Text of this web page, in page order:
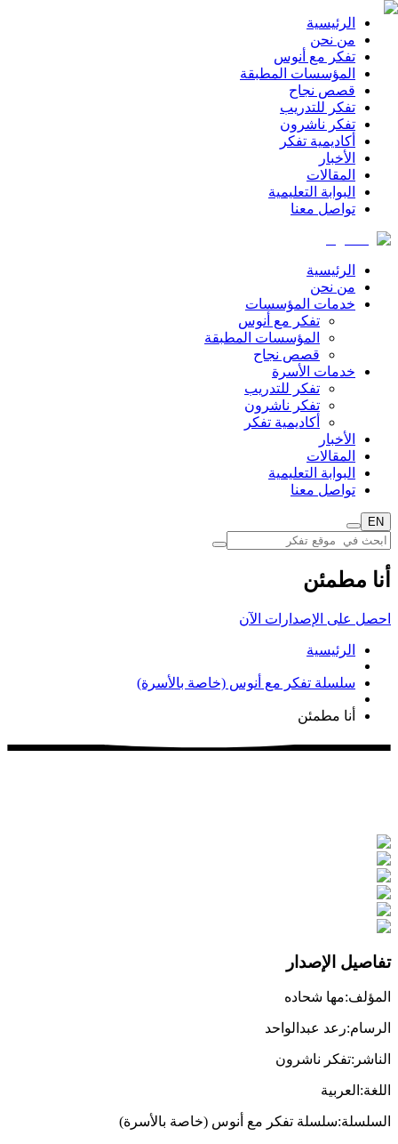
الرئيسية
من نحن
تفكر مع أنوس
المؤسسات المطبقة
قصص نجاح
تفكر للتدريب
تفكر ناشرون
أكاديمية تفكر
الأخبار
المقالات
البوابة التعليمية
تواصل معنا
الرئيسية
من نحن
خدمات المؤسسات
تفكر مع أنوس
المؤسسات المطبقة
قصص نجاح
خدمات الأسرة
تفكر للتدريب
تفكر ناشرون
أكاديمية تفكر
الأخبار
المقالات
البوابة التعليمية
تواصل معنا
EN
أنا مطمئن
احصل على الإصدارات الآن
الرئيسية
سلسلة تفكر مع أنوس (خاصة بالأسرة)
أنا مطمئن
تفاصيل الإصدار
المؤلف:مها شحاده
الرسام:رعد عبدالواحد
الناشر :تفكر ناشرون
اللغة: العربية
السلسلة:سلسلة تفكر مع أنوس (خاصة بالأسرة)